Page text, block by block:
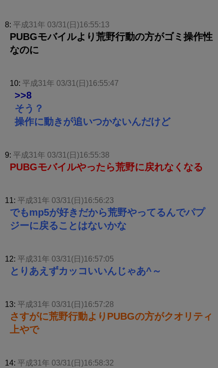
8: 平成31年 03/31(日)16:55:13
PUBGモバイルより荒野行動の方がゴミ操作性
なのに
10: 平成31年 03/31(日)16:55:47
>>8
そう？
操作に動きが追いつかないんだけど
9: 平成31年 03/31(日)16:55:38
PUBGモバイルやったら荒野に戻れなくなる
11: 平成31年 03/31(日)16:56:23
でもmp5が好きだから荒野やってるんでパプ
ジーに戻ることはないかな
12: 平成31年 03/31(日)16:57:05
とりあえずカッコいいんじゃあ^～
13: 平成31年 03/31(日)16:57:28
さすがに荒野行動よりPUBGの方がクオリティ
上やで
14: 平成31年 03/31(日)16:58:32